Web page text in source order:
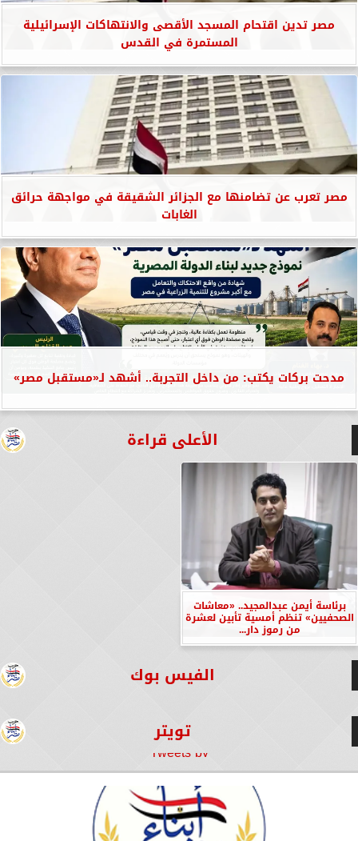
مصر تدين اقتحام المسجد الأقصى والانتهاكات الإسرائيلية
المستمرة في القدس
مصر تعرب عن تضامنها مع الجزائر الشقيقة في مواجهة حرائق
الغابات
مدحت بركات يكتب: من داخل التجربة.. أشهد لـ«مستقبل مصر»
الأعلى قراءة
برئاسة أيمن عبدالمجيد.. «معاشات
الصحفيين» تنظم أمسية تأبين لعشرة
من رموز دار...
الفيس بوك
تويتر
Tweets by